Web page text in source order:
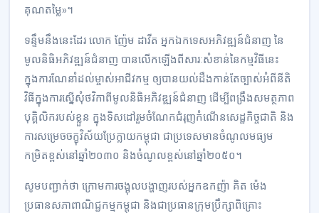
គុណតម្លៃ»។
ទន្ទឹមនឹងនេះដែរ លោក ញ៉ែម ដាវីត អ្នកឯកទេសអភិវឌ្ឍន៍ជំនាញ នៃ
មូលនិធិអភិវឌ្ឍន៍ជំនាញ បានលើកឡើងពីសារៈសំខាន់នៃកម្មវិធីនេះ
ក្នុងការណែនាំដល់ម្ចាស់អាជីវកម្ម ឲ្យបានយល់ដឹងកាន់តែច្បាស់អំពីនីតិ
វិធីក្នុងការស្នើសុំថវិកាពីមូលនិធិអភិវឌ្ឍន៍ជំនាញ ដើម្បីពង្រឹងសមត្ថភាព
បុគ្គិលិករបស់ខ្លួន ក្នុងទិសដៅរួមចំណែកជំរុញកំណើនសេដ្ឋកិច្ចជាតិ និង
ការសម្រេចចក្ខុវិស័យប្រែក្លាយកម្ពុជា ជាប្រទេសមានចំណូលមធ្យម
កម្រិតខ្ពស់នៅឆ្នាំ២០៣០ និងចំណូលខ្ពស់នៅឆ្នាំ២០៥០។
សូមបញ្ជាក់ថា ក្រោមការចង្អុលបង្ហាញរបស់អ្នកឧកញ៉ា គិត ម៉េង
ប្រធានសភាពាណិជ្ជកម្មកម្ពុជា និងជាប្រធានក្រុមប្រឹក្សាពិគ្រោះ